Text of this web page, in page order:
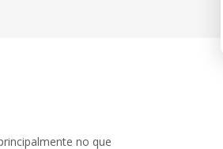
no que